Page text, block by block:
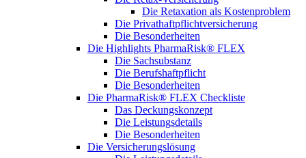
Die Retaxation als Kostenproblem
Die Privathaftpflichtversicherung
Die Besonderheiten
Die Highlights PharmaRisk® FLEX
Die Sachsubstanz
Die Berufshaftpflicht
Die Besonderheiten
Die PharmaRisk® FLEX Checkliste
Das Deckungskonzept
Die Leistungsdetails
Die Besonderheiten
Die Versicherungslösung